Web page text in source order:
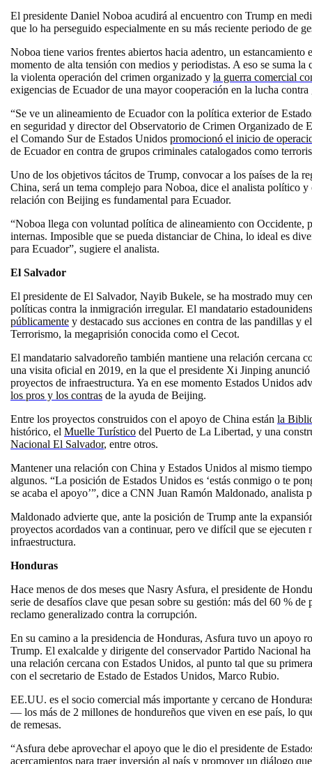
El presidente Daniel Noboa acudirá al encuentro con Trump en
que lo ha perseguido especialmente en su más reciente periodo de
Noboa tiene varios frentes abiertos hacia adentro, un estancamiento
momento de alta tensión con medios y periodistas. A eso se suma
la violenta operación del crimen organizado y la guerra comercial
exigencias de Ecuador de una mayor cooperación en la lucha
“Se ve un alineamiento de Ecuador con la política exterior de
en seguridad y director del Observatorio de Crimen Organizado de
el Comando Sur de Estados Unidos promocionó el inicio de
de Ecuador en contra de grupos criminales catalogados como
Uno de los objetivos tácitos de Trump, convocar a los países de la
China, será un tema complejo para Noboa, dice el analista político
relación con Beijing es fundamental para Ecuador.
“Noboa llega con voluntad política de alineamiento con Occidente,
internas. Imposible que se pueda distanciar de China, lo ideal es
para Ecuador”, sugiere el analista.
El Salvador
El presidente de El Salvador, Nayib Bukele, se ha mostrado muy
políticas contra la inmigración irregular. El mandatario
públicamente y destacado sus acciones en contra de las pandillas y
Terrorismo, la megaprisión conocida como el Cecot.
El mandatario salvadoreño también mantiene una relación cercana
una visita oficial en 2019, en la que el presidente Xi Jinping
proyectos de infraestructura. Ya en ese momento Estados Unidos
los pros y los contras de la ayuda de Beijing.
Entre los proyectos construidos con el apoyo de China están la
histórico, el Muelle Turístico del Puerto de La Libertad, y una
Nacional El Salvador, entre otros.
Mantener una relación con China y Estados Unidos al mismo
algunos. “La posición de Estados Unidos es ‘estás conmigo o te
se acaba el apoyo’”, dice a CNN Juan Ramón Maldonado, analista
Maldonado advierte que, ante la posición de Trump ante la
proyectos acordados van a continuar, pero ve difícil que se ejecuten
infraestructura.
Honduras
Hace menos de dos meses que Nasry Asfura, el presidente de
serie de desafíos clave que pesan sobre su gestión: más del 60 %
reclamo generalizado contra la corrupción.
En su camino a la presidencia de Honduras, Asfura tuvo un apoyo
Trump. El exalcalde y dirigente del conservador Partido Nacional
una relación cercana con Estados Unidos, al punto tal que su
con el secretario de Estado de Estados Unidos, Marco Rubio.
EE.UU. es el socio comercial más importante y cercano de
— los más de 2 millones de hondureños que viven en ese país, lo
de remesas.
“Asfura debe aprovechar el apoyo que le dio el presidente de
acercamientos para traer inversión al país y promover un diálogo